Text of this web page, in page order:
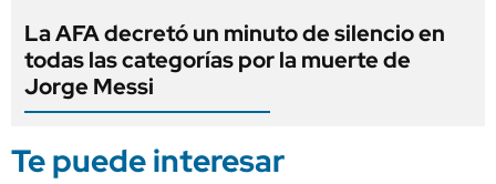
La AFA decretó un minuto de silencio en
todas las categorías por la muerte de
Jorge Messi
Te puede interesar